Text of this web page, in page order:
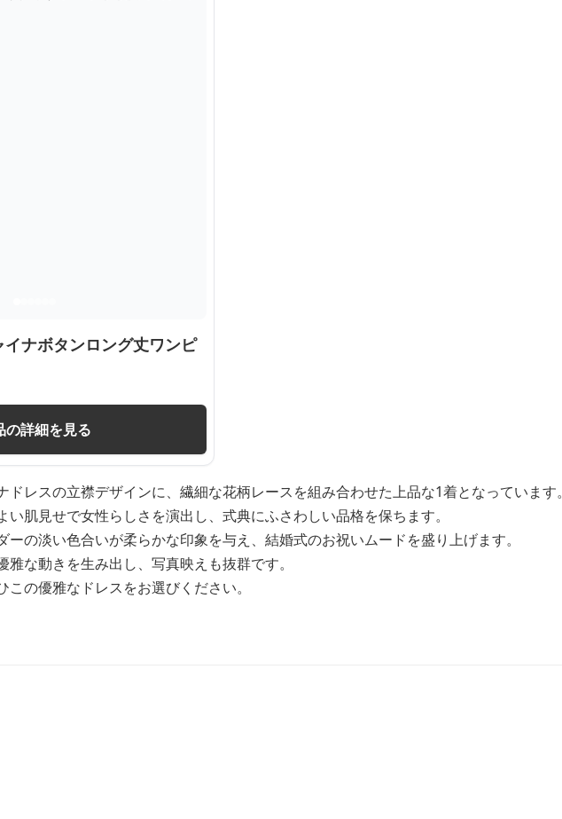
ナボタンロング丈ワンピ
の詳細を見る
ドレスの立襟デザインに、繊細な花柄レースを組み合わせた上品な1着となっています。
い肌見せで女性らしさを演出し、式典にふさわしい品格を保ちます。
ーの淡い色合いが柔らかな印象を与え、結婚式のお祝いムードを盛り上げます。
雅な動きを生み出し、写真映えも抜群です。
の優雅なドレスをお選びください。